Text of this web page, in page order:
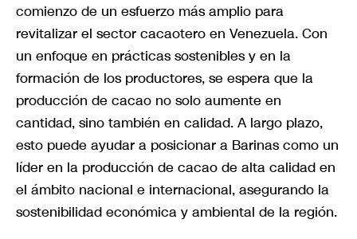
comienzo de un esfuerzo más amplio para
revitalizar el sector cacaotero en Venezuela. Con
un enfoque en prácticas sostenibles y en la
formación de los productores, se espera que la
producción de cacao no solo aumente en
cantidad, sino también en calidad. A largo plazo,
esto puede ayudar a posicionar a Barinas como un
líder en la producción de cacao de alta calidad en
el ámbito nacional e internacional, asegurando la
sostenibilidad económica y ambiental de la región.